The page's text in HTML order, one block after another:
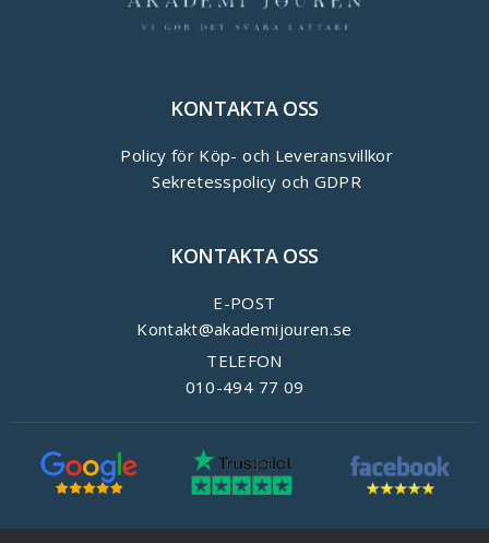
KONTAKTA OSS
Policy för Köp- och Leveransvillkor
Sekretesspolicy och GDPR
KONTAKTA OSS
E-POST
Kontakt@akademijouren.se
TELEFON
010-494 77 09